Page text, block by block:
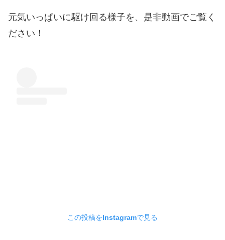
元気いっぱいに駆け回る様子を、是非動画でご覧く
ださい！
この投稿をInstagramで見る